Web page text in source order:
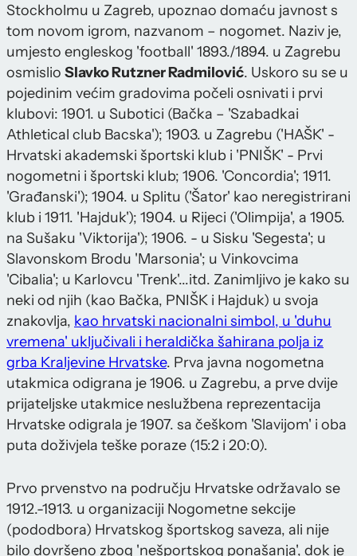
Stockholmu u Zagreb, upoznao domaću javnost s
tom novom igrom, nazvanom – nogomet. Naziv je,
umjesto engleskog 'football' 1893./1894. u Zagrebu
osmislio Slavko Rutzner Radmilović. Uskoro su se u
pojedinim većim gradovima počeli osnivati i prvi
klubovi: 1901. u Subotici (Bačka – 'Szabadkai
Athletical club Bacska'); 1903. u Zagrebu ('HAŠK' -
Hrvatski akademski športski klub i 'PNIŠK' - Prvi
nogometni i športski klub; 1906. 'Concordia'; 1911.
'Građanski'); 1904. u Splitu ('Šator' kao neregistrirani
klub i 1911. 'Hajduk'); 1904. u Rijeci ('Olimpija', a 1905.
na Sušaku 'Viktorija'); 1906. - u Sisku 'Segesta'; u
Slavonskom Brodu 'Marsonia'; u Vinkovcima
'Cibalia'; u Karlovcu 'Trenk'...itd. Zanimljivo je kako su
neki od njih (kao Bačka, PNIŠK i Hajduk) u svoja
znakovlja, kao hrvatski nacionalni simbol, u 'duhu
vremena' uključivali i heraldička šahirana polja iz
grba Kraljevine Hrvatske. Prva javna nogometna
utakmica odigrana je 1906. u Zagrebu, a prve dvije
prijateljske utakmice neslužbena reprezentacija
Hrvatske odigrala je 1907. sa češkom 'Slavijom' i oba
puta doživjela teške poraze (15:2 i 20:0).
Prvo prvenstvo na području Hrvatske održavalo se
1912.-1913. u organizaciji Nogometne sekcije
(pododbora) Hrvatskog športskog saveza, ali nije
bilo dovršeno zbog 'nešportskog ponašanja', dok je